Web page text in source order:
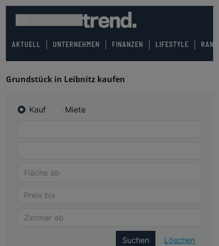
AKTUELL UNTERNEHMEN FINANZEN LIFESTYLE
Grundstück in Leibnitz kaufen
Kauf Miete
Suchen Löschen